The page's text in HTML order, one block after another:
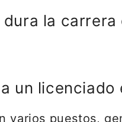
la
un licenciado
varios puestos,